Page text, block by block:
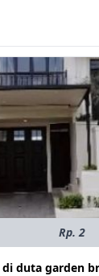
Rp. 2
duta garden